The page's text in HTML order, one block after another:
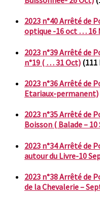
2023 n°40 Arrêté de
optique -16 oct … 16
2023 n°39 Arrêté de
n°19 ( … 31 Oct) (111
2023 n°36 Arrêté de
Etariaux-permanent)
2023 n°35 Arrêté de
Boisson ( Balade – 10
2023 n°34 Arrêté de
autour du Livre-10
2023 n°38 Arrêté de
de la Chevalerie –